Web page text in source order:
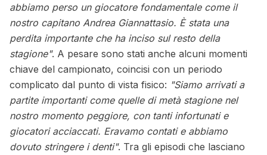
abbiamo perso un giocatore fondamentale come il
nostro capitano Andrea Giannattasio. È stata una
perdita importante che ha inciso sul resto della
stagione". A pesare sono stati anche alcuni momenti
chiave del campionato, coincisi con un periodo
complicato dal punto di vista fisico: "Siamo arrivati a
partite importanti come quelle di metà stagione nel
nostro momento peggiore, con tanti infortunati e
giocatori acciaccati. Eravamo contati e abbiamo
dovuto stringere i denti". Tra gli episodi che lasciano